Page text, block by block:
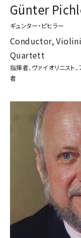
Günter
ギュンター・ピヒラー
Conductor,
Quartett
指揮者、ヴァイオリニスト
者